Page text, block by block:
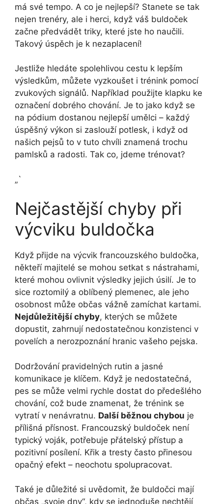
má své tempo. A co je nejlepší? Stanete se tak
nejen trenéry, ale i herci, když váš buldoček
začne předvádět triky, které jste ho naučili.
Takový úspěch je k nezaplacení!
Jestliže hledáte spolehlivou cestu k lepším
výsledkům, můžete vyzkoušet i trénink pomocí
zvukových signálů. Například použijte klapku ke
označení dobrého chování. Je to jako když se
na pódium dostanou nejlepší umělci – každý
úspěšný výkon si zaslouží potlesk, i když od
našich pejsů to v tuto chvíli znamená trochu
pamlsků a radosti. Tak co, jdeme trénovat?
„`
Nejčastější chyby při
výcviku buldočka
Když přijde na výcvik francouzského buldočka,
někteří majitelé se mohou setkat s nástrahami,
které mohou ovlivnit výsledky jejich úsilí. Je to
sice roztomilý a oblíbený plemenec, ale jeho
osobnost může občas vážně zamíchat kartami.
Nejdůležitější chyby, kterých se můžete
dopustit, zahrnují nedostatečnou konzistenci v
povelích a nerozpoznání hranic vašeho pejska.
Dodržování pravidelných rutin a jasné
komunikace je klíčem. Když je nedostatečná,
pes se může velmi rychle dostat do předešlého
chování, což bude znamenat, že trénink se
vytratí v nenávratnu. Další běžnou chybou je
přílišná přísnost. Francouzský buldoček není
typický voják, potřebuje přátelský přístup a
pozitivní posílení. Křik a tresty často přinesou
opačný efekt – neochotu spolupracovat.
Také je důležité si uvědomit, že buldočci mají
občas „svoje dny“, kdy se jednoduše nechtějí